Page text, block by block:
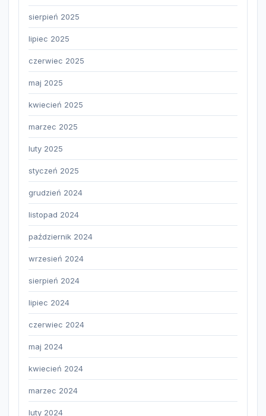
sierpień 2025
lipiec 2025
czerwiec 2025
maj 2025
kwiecień 2025
marzec 2025
luty 2025
styczeń 2025
grudzień 2024
listopad 2024
październik 2024
wrzesień 2024
sierpień 2024
lipiec 2024
czerwiec 2024
maj 2024
kwiecień 2024
marzec 2024
luty 2024